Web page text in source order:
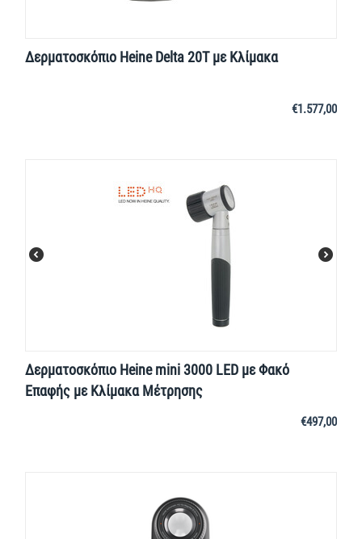
Δερματοσκόπιο Heine Delta 20T με Κλίμακα
€1.577,00
Δερματοσκόπιο Heine mini 3000 LED με Φακό
Επαφής με Κλίμακα Μέτρησης
€497,00